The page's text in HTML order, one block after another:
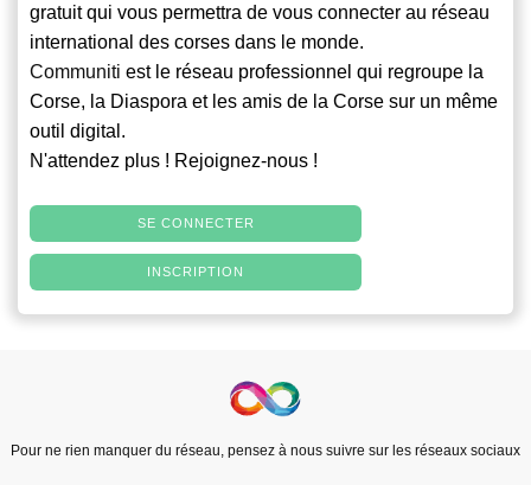
gratuit qui vous permettra de vous connecter au réseau
international des corses dans le monde.
Communiti est le réseau professionnel qui regroupe la
Corse, la Diaspora et les amis de la Corse sur un même
outil digital.
N'attendez plus ! Rejoignez-nous !
SE CONNECTER
INSCRIPTION
Pour ne rien manquer du réseau, pensez à nous suivre sur les réseaux sociaux